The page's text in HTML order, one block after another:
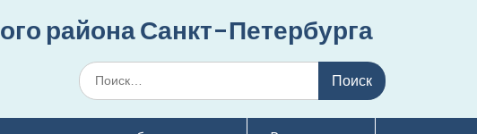
района Санкт-Петербурга
Поиск
по: